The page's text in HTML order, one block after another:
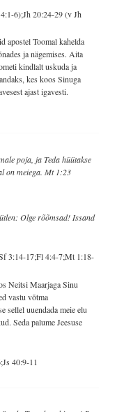
6);Jh 20:24-29 (v Jh
apostel Toomal kahelda
ja nägemises. Aita
kindlalt uskuda ja
kes koos Sinuga
ajast igavesti.
poja, ja Teda hüütakse
on meiega. Mt 1:23
Olge rõõmsad! Issand
3:14-17;Fl 4:4-7;Mt 1:18-
Neitsi Maarjaga Sinu
vastu võtma
sellel uuendada meie elu
Seda palume Jeesuse
40:9-11